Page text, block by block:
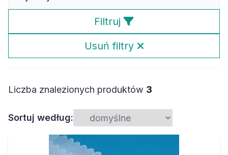
Filtruj
Usuń filtry
Liczba znalezionych produktów 3
Sortuj według: